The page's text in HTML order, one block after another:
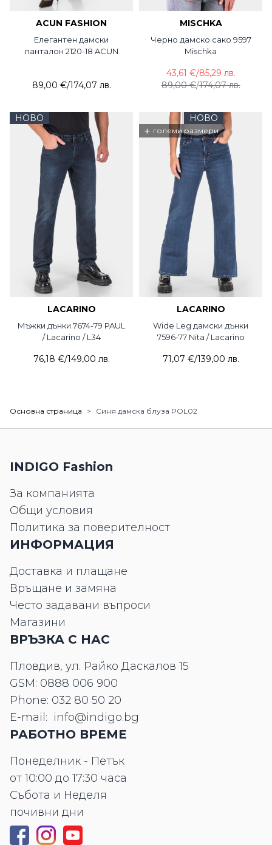
ACUN FASHION
Елегантен дамски
панталон 2120-18 ACUN
89,00 €/174,07 лв.
MISCHKA
Черно дамско сако 9597
Mischka
89,00 €/174,07 лв.
43,61 €/85,29 лв.
НОВО
LACARINO
Мъжки дънки 7674-79 PAUL
/ Lacarino / L34
76,18 €/149,00 лв.
НОВО
+ големи размери
LACARINO
Wide Leg дамски дънки
7596-77 Nita / Lacarino
71,07 €/139,00 лв.
Основна страница > Синя дамска блуза POL02
INDIGO Fashion
За компанията
Общи условия
Политика за поверителност
ИНФОРМАЦИЯ
Доставка и плащане
Връщане и замяна
Често задавани въпроси
Магазини
ВРЪЗКА С НАС
Пловдив, ул. Райко Даскалов 15
GSM: 0888 006 900
Phone: 032 80 50 20
E-mail: info@indigo.bg
РАБОТНО ВРЕМЕ
Понеделник - Петък
от 10:00 до 17:30 часа
Събота и Неделя
почивни дни